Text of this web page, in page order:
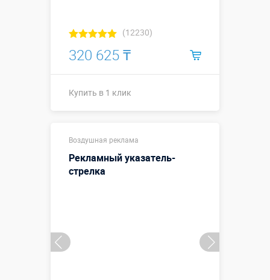
(12230)
320 625 ₸
Купить в 1 клик
Больше деталей →
Воздушная реклама
Рекламный указатель-
стрелка